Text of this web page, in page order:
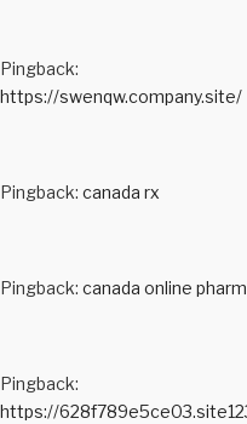
Pingback:
https://swenqw.company.site/
Pingback: canada rx
Pingback: canada online
Pingback:
https://